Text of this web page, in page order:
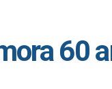
60